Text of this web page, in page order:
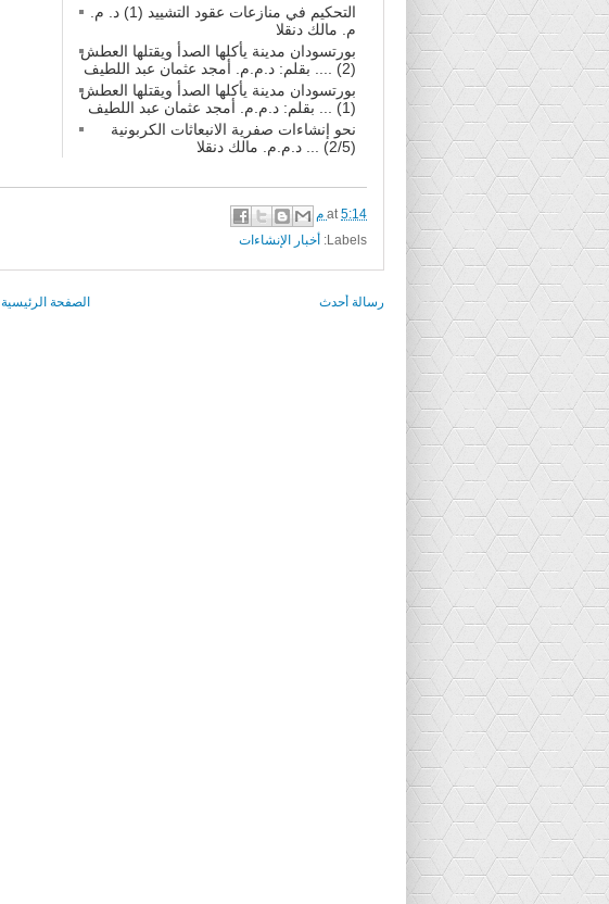
التحكيم في منازعات عقود التشييد (1) د. م.
م. مالك دنقلا
بورتسودان مدينة يأكلها الصدأ ويقتلها العطش
(2) .... بقلم: د.م.م. أمجد عثمان عبد اللطيف
بورتسودان مدينة يأكلها الصدأ ويقتلها العطش
(1) ... بقلم: د.م.م. أمجد عثمان عبد اللطيف
نحو إنشاءات صفرية الانبعاثات الكربونية
(2/5) ... د.م.م. مالك دنقلا
at5:14 م
Labels:
أخبار الإنشاءات
رسالة أحدث الصفحة الرئيسية